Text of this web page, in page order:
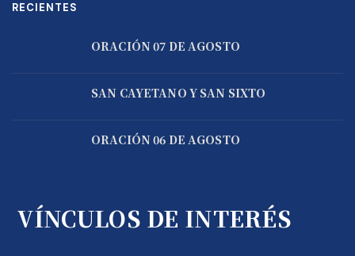
RECIENTES
ORACIÓN 07 DE AGOSTO
SAN CAYETANO Y SAN SIXTO
ORACIÓN 06 DE AGOSTO
VÍNCULOS DE INTERÉS